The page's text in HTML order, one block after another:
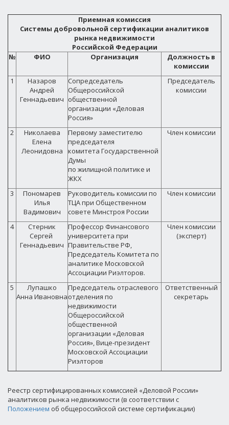
Приемная комиссия
Системы добровольной сертификации аналитиков
рынка недвижимости
Российской Федерации
№
ФИО Организация
Должность в
комиссии
1
Назаров
Андрей
Геннадьевич
Сопредседатель
Общероссийской
общественной
организации «Деловая
Россия»
Председатель
комиссии
2
Николаева
Елена
Леонидовна
Первому заместителю
председателя
комитета Государственной
Думы
по жилищной политике и
ЖКХ
Член комиссии
3
Пономарев
Илья
Вадимович
Руководитель комиссии по
ТЦА при Общественном
совете Минстроя России
Член комиссии
4
Стерник
Сергей
Геннадьевич
Профессор Финансового
университета при
Правительстве РФ,
Председатель Комитета по
аналитике Московской
Ассоциации Риэлторов.
Член комиссии
(эксперт)
5
Лупашко
Анна Ивановна
Председатель отраслевого
отделения по
недвижимости
Общероссийской
общественной
организации «Деловая
Россия», Вице-президент
Московской Ассоциации
Риэлторов
Ответственный
секретарь
Реестр сертифицированных комиссией «Деловой России»
аналитиков рынка недвижимости (в соответствии с
Положением об общероссийской системе сертификации)